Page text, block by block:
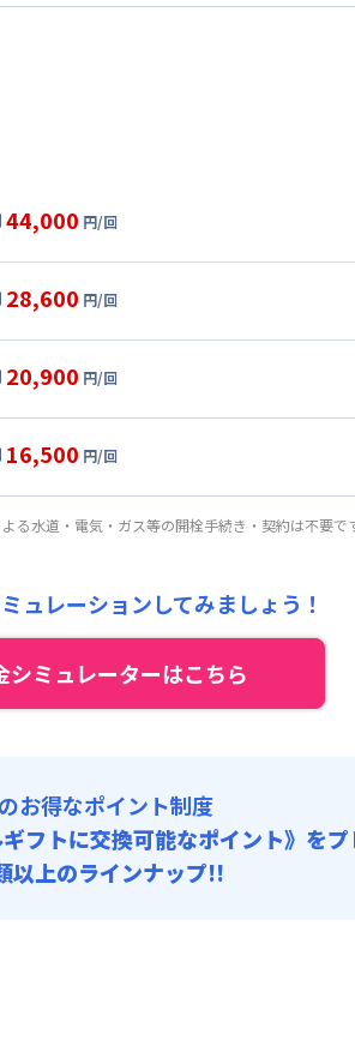
44,000 円/回
) (税抜)
日) (税抜)
28,600 円/回
) (税抜)
20,900 円/回
) (税抜)
) (税抜)
16,500 円/回
) (税抜)
る水道・電気・ガス等の開栓手続き・契約は不要で
ュレーションしてみましょう！
シミュレーターはこちら
お得なポイント制度
フトに交換可能なポイント》を
以上のラインナップ!!